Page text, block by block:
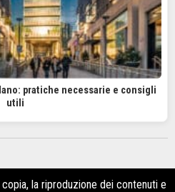
pratiche necessarie e consigli
utili
la riproduzione dei contenuti e